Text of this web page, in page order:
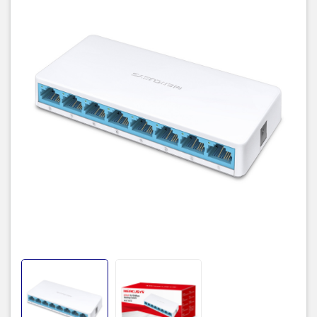
Switch MS108cung cấp hiệu suất hoạt động ổn định và
đáng tin cậy, giúp tăng cường hiệu suất mạng và tối ưu
hóa kết nối mạng trong các môi trường mà yêu cầu sự ổn
ưu hóa hệ thống mạng của mình. Hãy đầu tư vào sản
cách ổn định và hiệu quả.